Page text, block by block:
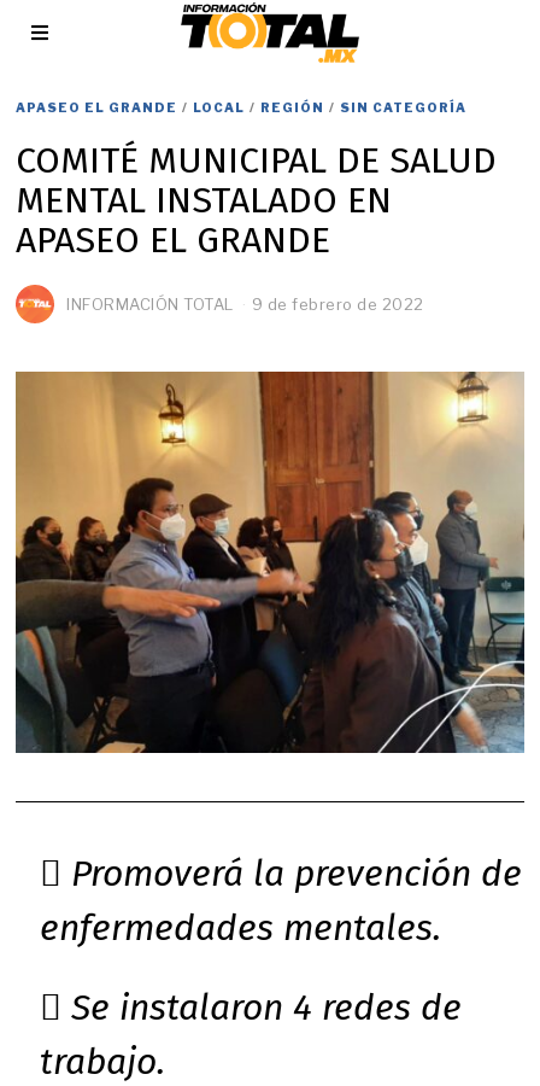
APASEO EL GRANDE / LOCAL / REGIÓN / SIN CATEGORÍA
COMITÉ MUNICIPAL DE SALUD
MENTAL INSTALADO EN
APASEO EL GRANDE
INFORMACIÓN TOTAL 9 de febrero de 2022
 Promoverá la prevención de
enfermedades mentales.
 Se instalaron 4 redes de
trabajo.